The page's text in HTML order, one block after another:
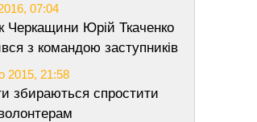
07:04
Черкащини Юрій Ткаченко
з командою заступників
2015, 21:58
збираються спростити